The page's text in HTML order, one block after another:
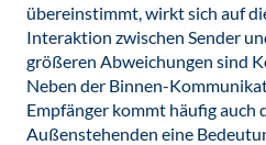
übereinstimmt, wirkt sich auf
Interaktion zwischen Sender
größeren Abweichungen sind
Neben der Binnen-
Empfänger kommt häufig auch
Außenstehenden eine